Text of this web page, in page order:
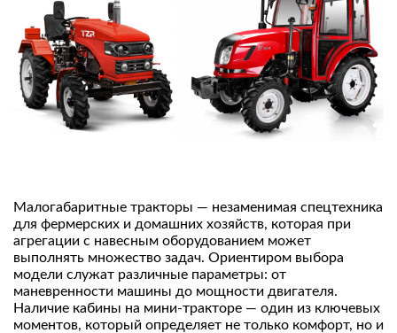
Малогабаритные тракторы — незаменимая спецтехника
для фермерских и домашних хозяйств, которая при
агрегации с навесным оборудованием может
выполнять множество задач. Ориентиром выбора
модели служат различные параметры: от
маневренности машины до мощности двигателя.
Наличие кабины на мини-тракторе — один из ключевых
моментов, который определяет не только комфорт, но и